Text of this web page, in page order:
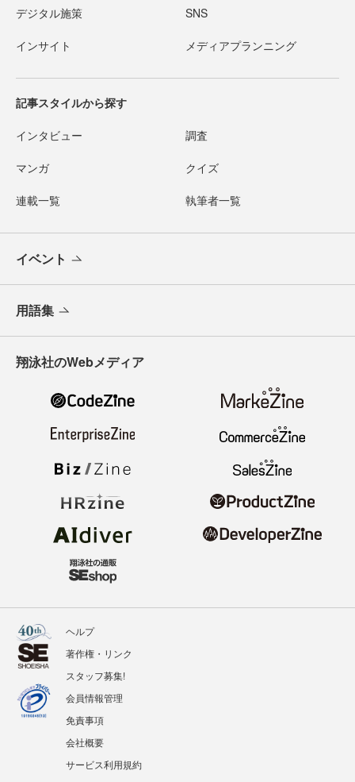
デジタル施策 SNS
インサイト メディアプランニング
記事スタイルから探す
インタビュー 調査
マンガ クイズ
連載一覧 執筆者一覧
イベント
用語集
翔泳社のWebメディア
ヘルプ
著作権・リンク
スタッフ募集!
会員情報管理
免責事項
会社概要
サービス利用規約